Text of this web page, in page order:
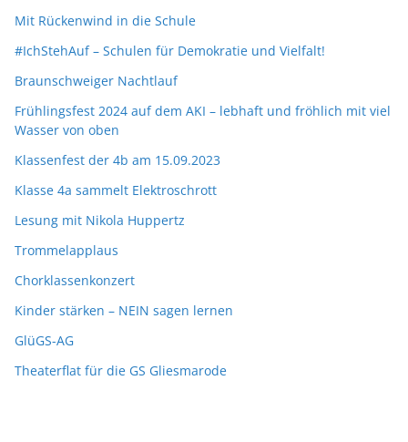
Mit Rückenwind in die Schule
#IchStehAuf – Schulen für Demokratie und Vielfalt!
Braunschweiger Nachtlauf
Frühlingsfest 2024 auf dem AKI – lebhaft und fröhlich mit viel
Wasser von oben
Klassenfest der 4b am 15.09.2023
Klasse 4a sammelt Elektroschrott
Lesung mit Nikola Huppertz
Trommelapplaus
Chorklassenkonzert
Kinder stärken – NEIN sagen lernen
GlüGS-AG
Theaterflat für die GS Gliesmarode